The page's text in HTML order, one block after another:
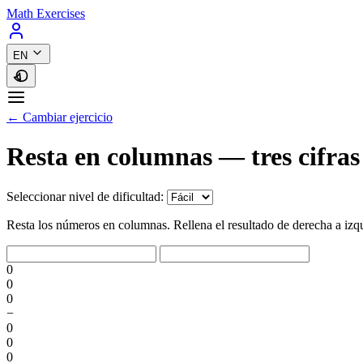
Math Exercises
EN
← Cambiar ejercicio
Resta en columnas — tres cifras
Seleccionar nivel de dificultad:
Resta los números en columnas. Rellena el resultado de derecha a
0
0
0
−
0
0
0